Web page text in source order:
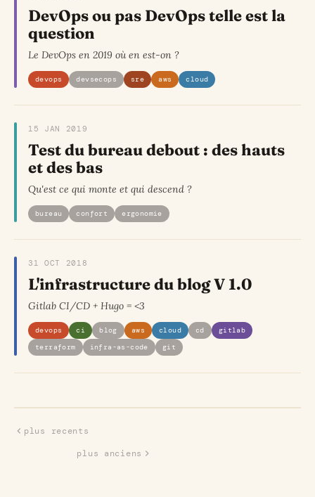
DevOps ou pas DevOps telle est la
question
Le DevOps en 2019 où en est-on ?
devops devsecops sre aws cloud
15 JAN 2019
Test du bureau debout : des hauts
et des bas
Qu'est ce qui monte et qui descend ?
bureau confort ergonomie
31 OCT 2018
L'infrastructure du blog V 1.0
Gitlab CI/CD + Hugo = <3
devops ci blog aws cloud cd
gitlab
terraform
infra-as-code git
plus recents
plus anciens